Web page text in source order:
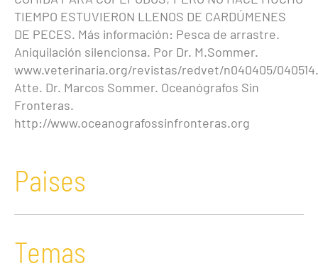
TIEMPO ESTUVIERON LLENOS DE CARDÚMENES
DE PECES. Más información: Pesca de arrastre.
Aniquilación silencionsa. Por Dr. M.Sommer.
www.veterinaria.org/revistas/redvet/n040405/
Atte. Dr. Marcos Sommer. Oceanógrafos Sin
Fronteras.
http://www.oceanografossinfronteras.org
Paises
Temas